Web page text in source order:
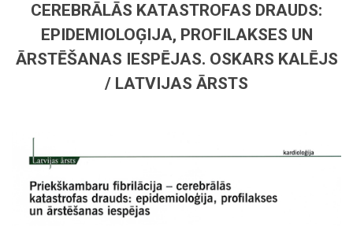
CEREBRĀLĀS KATASTROFAS DRAUDS:
EPIDEMIOLOĢIJA, PROFILAKSES UN
ĀRSTĒŠANAS IESPĒJAS. OSKARS KALĒJS
/ LATVIJAS ĀRSTS